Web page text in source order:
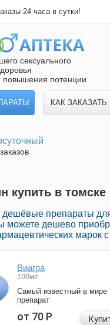
24 часа в сутки!
сексуального
повышения потенции
КАК ЗАКАЗАТЬ
купить в
дешёвые препараты
можете дешево
марок
Виагра
100мг
Самый известный в мире
препарат
от 70Р